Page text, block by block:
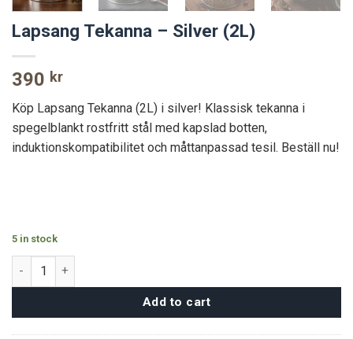
Lapsang Tekanna – Silver (2L)
390 kr
Köp Lapsang Tekanna (2L) i silver! Klassisk tekanna i
spegelblankt rostfritt stål med kapslad botten,
induktionskompatibilitet och måttanpassad tesil. Beställ nu!
5 in stock
Lapsang Tekanna - Silver (2L) quantity
Add to cart